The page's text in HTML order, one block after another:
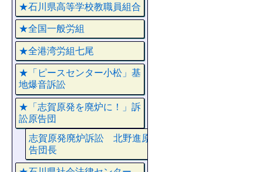
★石川県高等学校教職員組合
★全国一般労組
★全港湾労組七尾
★「ピースセンター小松」基
地爆音訴訟
★「志賀原発を廃炉に！」訴
訟原告団
志賀原発廃炉訴訟 北野進原
告団長